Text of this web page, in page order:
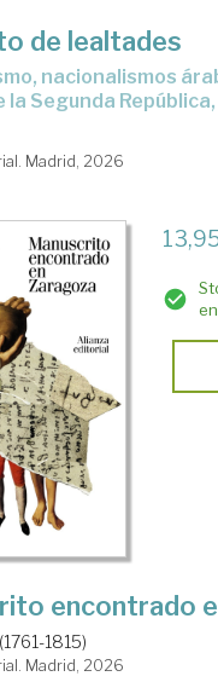
de lealtades
la Segunda
Madrid, 2026
encontrado
1815)
Madrid, 2026